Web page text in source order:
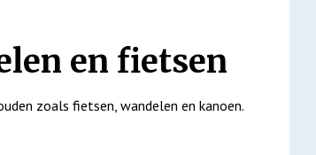
en fietsen
zoals fietsen, wandelen en kanoen.